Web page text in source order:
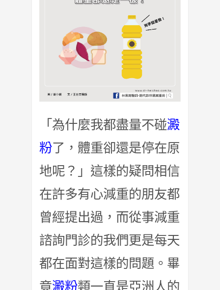
「為什麼我都盡量不碰澱
粉了，體重卻還是停在原
地呢？」這樣的疑問相信
在許多有心減重的朋友都
曾經提出過，而從事減重
諮詢門診的我們更是每天
都在面對這樣的問題。畢
竟澱粉類一直是亞洲人的